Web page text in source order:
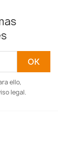
ello,
legal.